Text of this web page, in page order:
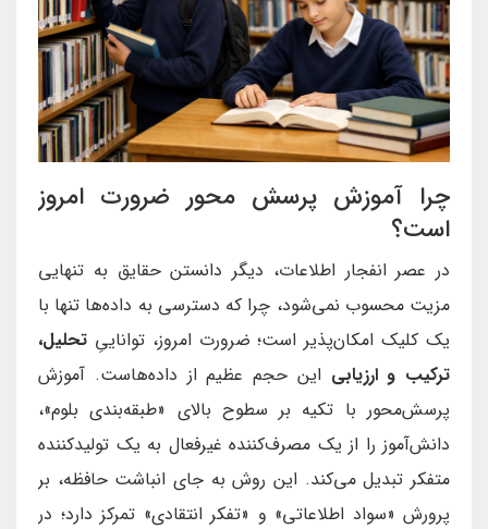
چرا آموزش پرسش محور ضرورت امروز
است؟
در عصر انفجار اطلاعات، دیگر دانستن حقایق به تنهایی
مزیت محسوب نمی‌شود، چرا که دسترسی به داده‌ها تنها با
یک کلیک امکان‌پذیر است؛ ضرورت امروز، تواناییِ تحلیل،
ترکیب و ارزیابی این حجم عظیم از داده‌هاست. آموزش
پرسش‌محور با تکیه بر سطوح بالای «طبقه‌بندی بلوم»،
دانش‌آموز را از یک مصرف‌کننده غیرفعال به یک تولیدکننده
متفکر تبدیل می‌کند. این روش به جای انباشت حافظه، بر
پرورش «سواد اطلاعاتی» و «تفکر انتقادی» تمرکز دارد؛ در